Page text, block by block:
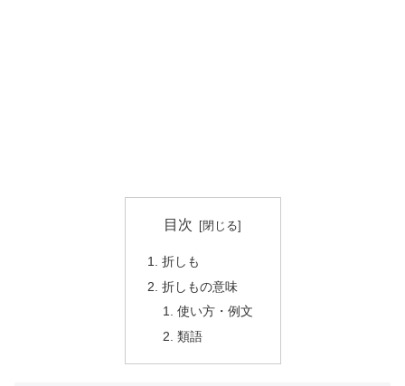
目次
折しも
折しもの意味
使い方・例文
類語